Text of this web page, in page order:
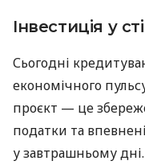
Інвестиція у
Сьогодні
економічного
проєкт — це
податки та
у завтрашньому